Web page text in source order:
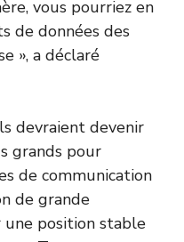
vous pourriez en
de données des
», a déclaré
devraient devenir
grands pour
de communication
de grande
position stable